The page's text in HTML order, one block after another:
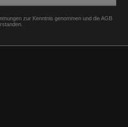
zur Kenntnis genommen und dieAGB